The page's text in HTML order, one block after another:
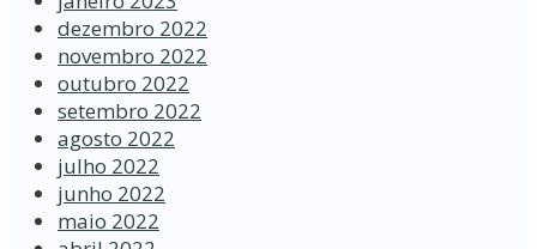
dezembro 2022
novembro 2022
outubro 2022
setembro 2022
agosto 2022
julho 2022
junho 2022
maio 2022